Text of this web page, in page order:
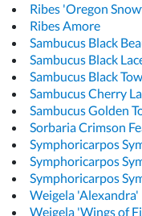
Ribes 'Oregon
Ribes Amore
Sambucus Black
Sambucus Black
Sambucus Black
Sambucus Cherry
Sambucus Golden
Sorbaria Crimson
Symphoricarpos
Symphoricarpos
Symphoricarpos
Weigela 'Alexandra'
Weigela 'Wings of